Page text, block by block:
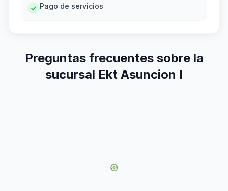
Pago de servicios
Preguntas frecuentes sobre la
sucursal Ekt Asuncion I